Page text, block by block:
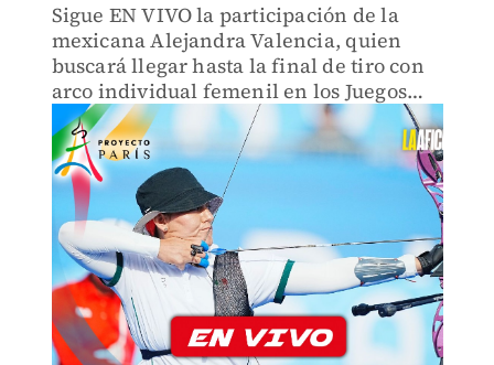
Sigue EN VIVO la participación de la
mexicana Alejandra Valencia, quien
buscará llegar hasta la final de tiro con
arco individual femenil en los Juegos
Olímpicos de París 2024.